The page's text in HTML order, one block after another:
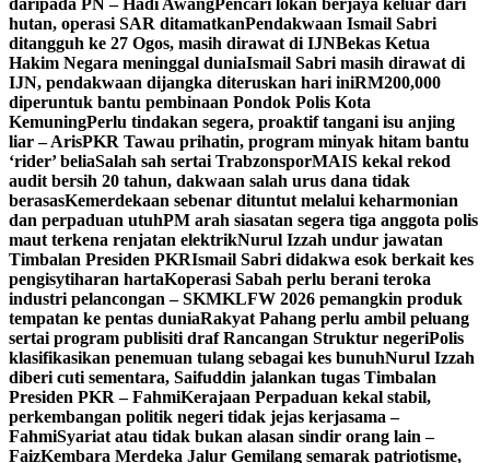
daripada PN – Hadi AwangPencari lokan berjaya keluar dari
hutan, operasi SAR ditamatkanPendakwaan Ismail Sabri
ditangguh ke 27 Ogos, masih dirawat di IJNBekas Ketua
Hakim Negara meninggal duniaIsmail Sabri masih dirawat di
IJN, pendakwaan dijangka diteruskan hari iniRM200,000
diperuntuk bantu pembinaan Pondok Polis Kota
KemuningPerlu tindakan segera, proaktif tangani isu anjing
liar – ArisPKR Tawau prihatin, program minyak hitam bantu
‘rider’ beliaSalah sah sertai TrabzonsporMAIS kekal rekod
audit bersih 20 tahun, dakwaan salah urus dana tidak
berasasKemerdekaan sebenar dituntut melalui keharmonian
dan perpaduan utuhPM arah siasatan segera tiga anggota polis
maut terkena renjatan elektrikNurul Izzah undur jawatan
Timbalan Presiden PKRIsmail Sabri didakwa esok berkait kes
pengisytiharan hartaKoperasi Sabah perlu berani teroka
industri pelancongan – SKMKLFW 2026 pemangkin produk
tempatan ke pentas duniaRakyat Pahang perlu ambil peluang
sertai program publisiti draf Rancangan Struktur negeriPolis
klasifikasikan penemuan tulang sebagai kes bunuhNurul Izzah
diberi cuti sementara, Saifuddin jalankan tugas Timbalan
Presiden PKR – FahmiKerajaan Perpaduan kekal stabil,
perkembangan politik negeri tidak jejas kerjasama –
FahmiSyariat atau tidak bukan alasan sindir orang lain –
FaizKembara Merdeka Jalur Gemilang semarak patriotisme,